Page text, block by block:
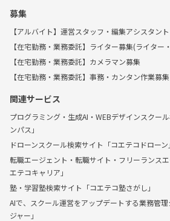
募集
【アルバイト】運営スタッフ・編集アシスタント
【在宅勤務・業務委託】ライター募集(ライター
【在宅勤務・業務委託】カメラマン募集
【在宅勤務・業務委託】事務・カンタン作業募集
関連サービス
プログラミング・生成AI・WEBデザインスクー
ンパス」
ドローンスクール検索サイト「コエテコドローン」
転職エージェント・転職サイト・フリーランス
エテコキャリア」
塾・学習塾検索サイト「コエテコ塾さがし」
AIで、スクール運営をアップデートする業務管
ジャー」